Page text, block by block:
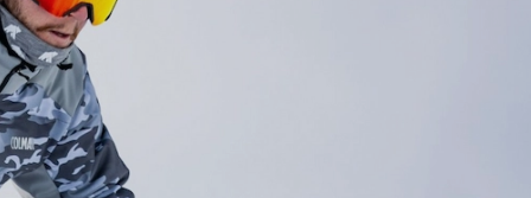
tijdens het skiën. Het systeem verlicht de druk op je
willen skiën.